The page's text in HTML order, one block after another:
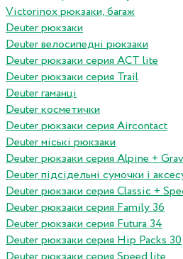
Victorinox рюкзаки, багаж
Deuter рюкзаки
Deuter велосипедні рюкзаки
Deuter рюкзаки серия ACT lite
Deuter рюкзаки серия Trail
Deuter гаманці
Deuter косметички
Deuter рюкзаки серия Aircontact
Deuter міські рюкзаки
Deuter рюкзаки серия Alpine +
Deuter підсідельні сумочки і
Deuter рюкзаки серия Classic +
Deuter рюкзаки серия Family 36
Deuter рюкзаки серия Futura 34
Deuter рюкзаки серия Hip Packs 30